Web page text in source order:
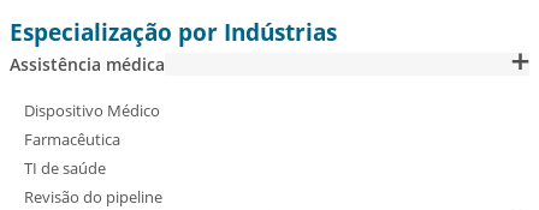
Especialização por Indústrias
Assistência médica
Dispositivo Médico
Farmacêutica
TI de saúde
Revisão do pipeline